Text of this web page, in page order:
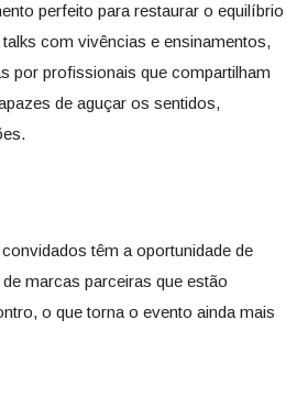
perfeito para restaurar o equilíbrio
com vivências e ensinamentos,
por profissionais que compartilham
de aguçar os sentidos,
têm a oportunidade de
marcas parceiras que estão
o que torna o evento ainda mais